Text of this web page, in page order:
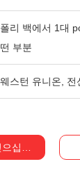
폴리 백에서 1대
떤 부분
웨스턴 유니온, 전
십시오